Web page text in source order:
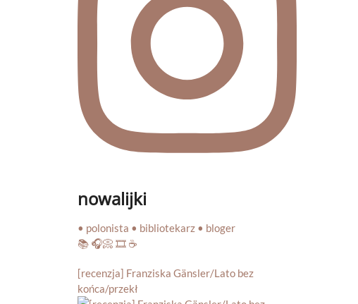
nowalijki
• polonista • bibliotekarz • bloger
📚 🎧📀 🎞️ ☕️
[recenzja] Franziska Gänsler/Lato bez
końca/przekł